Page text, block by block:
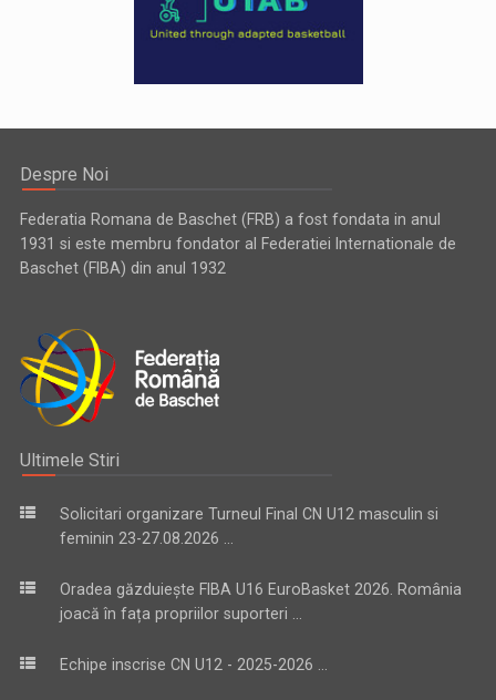
Despre Noi
Federatia Romana de Baschet (FRB) a fost fondata in anul
1931 si este membru fondator al Federatiei Internationale de
Baschet (FIBA) din anul 1932
Ultimele Stiri
Solicitari organizare Turneul Final CN U12 masculin si
feminin 23-27.08.2026 ...
Oradea găzduiește FIBA U16 EuroBasket 2026. România
joacă în fața propriilor suporteri ...
Echipe inscrise CN U12 - 2025-2026 ...